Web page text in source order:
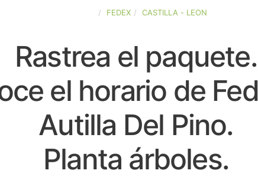
FEDEX CASTILLA - LEON
Rastrea el paquete.
el horario de
Autilla Del Pino.
Planta árboles.